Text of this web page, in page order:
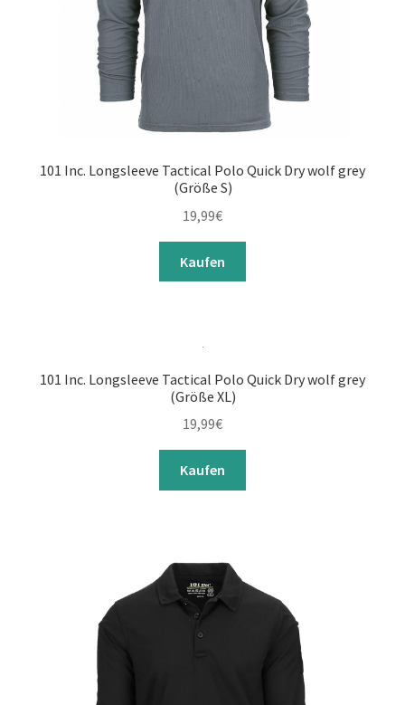
101 Inc. Longsleeve Tactical Polo Quick Dry wolf grey
(Größe S)
19,99€
Kaufen
101 Inc. Longsleeve Tactical Polo Quick Dry wolf grey
(Größe XL)
19,99€
Kaufen